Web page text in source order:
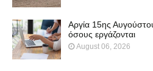
Αργία 15ης
όσους εργάζονται
August 06, 2026